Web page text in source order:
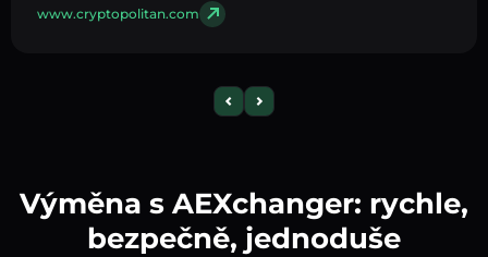
www.cryptopolitan.com
Výměna s AEXchanger: rychle,
bezpečně, jednoduše